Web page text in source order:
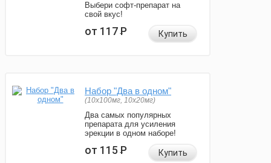
Выбери софт-препарат на
свой вкус!
от 117Р Купить
Набор "Два в одном"
(10x100мг, 10x20мг)
Два самых популярных
препарата для усиления
эрекции в одном наборе!
от 115Р Купить